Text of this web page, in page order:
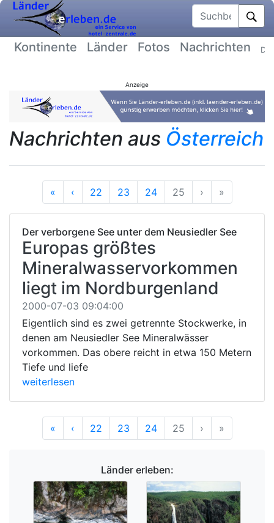
Suchbegriff
Kontinente Länder Fotos Nachrichten
Anzeige
Nachrichten aus Österreich
« Anfang
‹Vorherige
22 23 24 25 ›Nächste
»Ende
Der verborgene See unter dem Neusiedler See
Europas größtes
Mineralwasservorkommen
liegt im Nordburgenland
2000-07-03 09:04:00
Eigentlich sind es zwei getrennte Stockwerke, in
denen am Neusiedler See Mineralwässer
vorkommen. Das obere reicht in etwa 150 Metern
Tiefe und liefe
weiterlesen
« Anfang
‹Vorherige
22 23 24 25 ›Nächste
»Ende
Länder erleben: